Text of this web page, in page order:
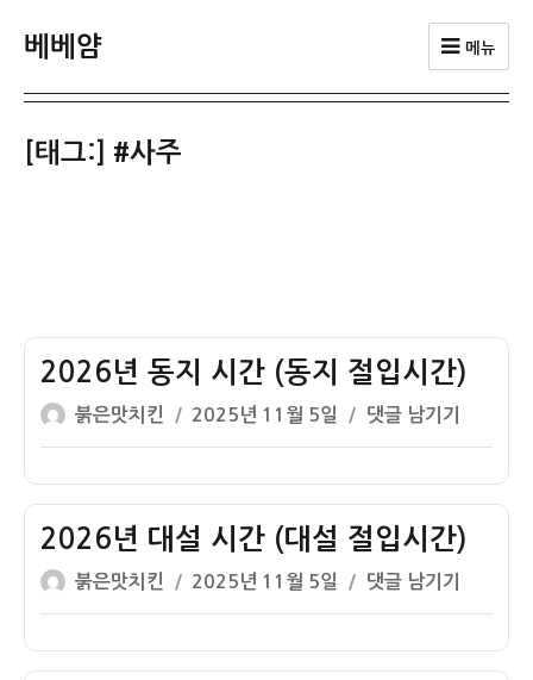
베베얌 메뉴
[태그:] #사주
2026년 동지 시간 (동지 절입시간)
글
쓴
붉은맛치킨
작
성
자
2025년 11월 5일
2026
년
지
시
(동
절
댓글 남기기
2026년 대설 시간 (대설 절입시간)
글
쓴
붉은맛치킨
작
성
자
2025년 11월 5일
2026
년
설
댓글 남기기